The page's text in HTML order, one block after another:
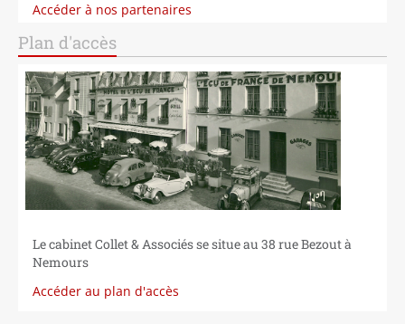
Accéder à nos partenaires
Plan d'accès
Le cabinet Collet & Associés se situe au 38 rue Bezout à
Nemours
Accéder au plan d'accès